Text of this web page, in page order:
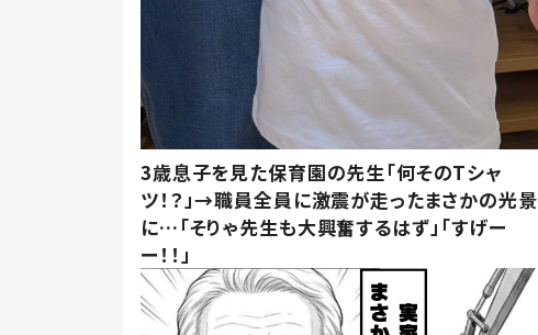
3歳息子を見た保育園の先生「何そのTシャ
ツ！？」→職員全員に激震が走ったまさかの光景
に…「そりゃ先生も大興奮するはず」「すげー
ー！！」